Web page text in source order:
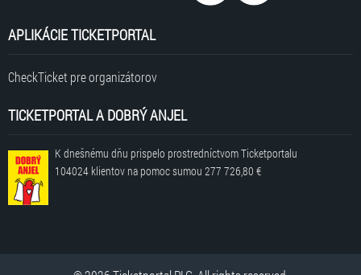
APLIKÁCIE TICKETPORTAL
CheckTicket pre organizátorov
TICKETPORTAL A DOBRÝ ANJEL
K dnešnému dňu prispelo prostredníctvom Ticketportalu
104024 klientov na pomoc sumou 277 726,80 €